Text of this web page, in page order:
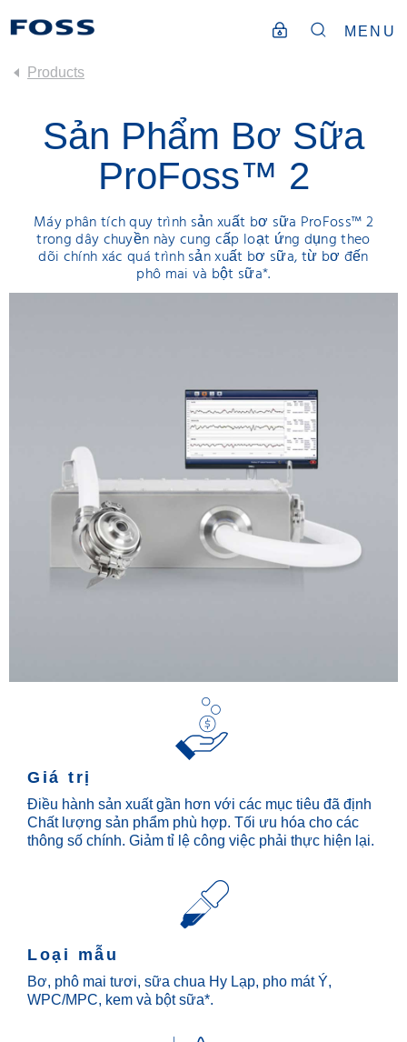
MENU
Products
Sản Phẩm Bơ Sữa
ProFoss™ 2
Máy phân tích quy trình sản xuất bơ sữa ProFoss™ 2
trong dây chuyền này cung cấp loạt ứng dụng theo
dõi chính xác quá trình sản xuất bơ sữa, từ bơ đến
phô mai và bột sữa*.
Giá trị
Điều hành sản xuất gần hơn với các mục tiêu đã định
Chất lượng sản phẩm phù hợp. Tối ưu hóa cho các
thông số chính. Giảm tỉ lệ công việc phải thực hiện lại.
Loại mẫu
Bơ, phô mai tươi, sữa chua Hy Lạp, pho mát Ý,
WPC/MPC, kem và bột sữa*.